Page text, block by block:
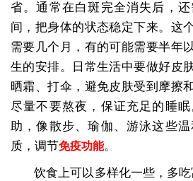
省。通常在白斑完全消失后，
间，把身体的状态稳定下来。这
需要几个月，有的可能需要半年
生的安排。日常生活中要做好皮
晒霜、打伞，避免皮肤受到摩擦
尽量不要熬夜，保证充足的睡
助，像散步、瑜伽、游泳这些
质，调节免疫功能。
饮食上可以多样化一些，多吃